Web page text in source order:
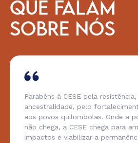
QUE FALAM
SOBRE NÓS
Parabéns à CESE pela
ancestralidade, pelo
aos povos quilombolas. Onde a
não chega, a CESE chega para
impactos e viabilizar a